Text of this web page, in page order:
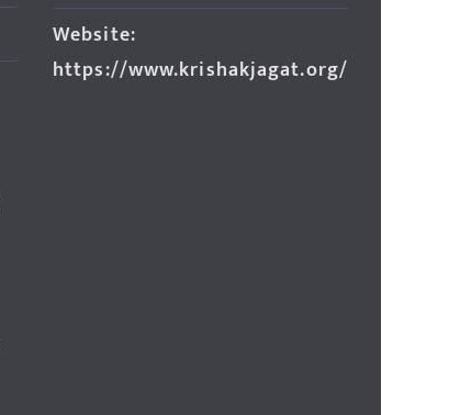
Website:
https://www.krishakjagat.org/